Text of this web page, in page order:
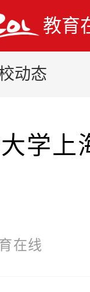
教育
动态
学上
在线